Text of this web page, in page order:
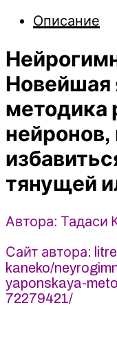
японская
растяжки
нейронов,
позволяющая
избавиться
любой
тянущей
ноющей
-
Канэко
(2025)
Описание
Новейшая
методика
тянущей
Автора: Тадаси
Сайт автора:
kaneko/
yaponskaya-
72279421/